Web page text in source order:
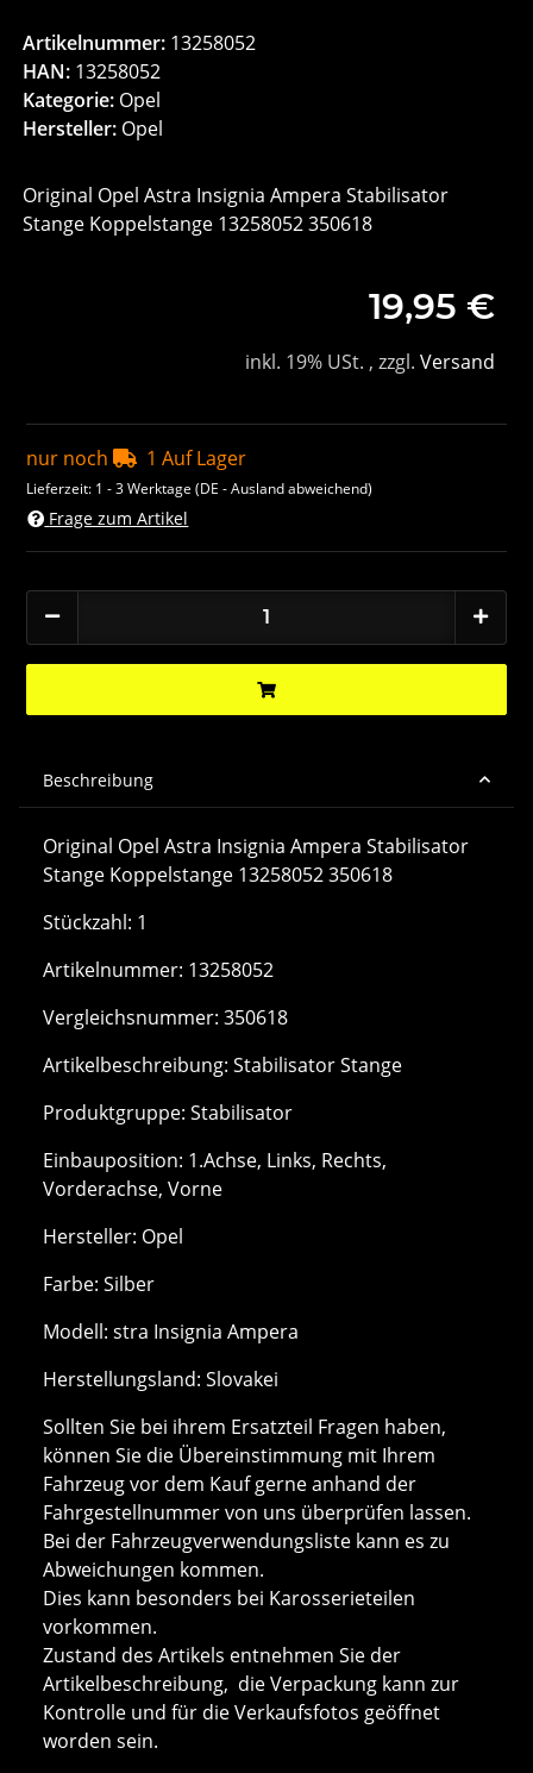
Artikelnummer: 13258052
HAN: 13258052
Kategorie: Opel
Hersteller: Opel
Original Opel Astra Insignia Ampera Stabilisator
Stange Koppelstange 13258052 350618
19,95 €
inkl. 19% USt. , zzgl. Versand
nur noch 1 Auf Lager
Lieferzeit: 1 - 3 Werktage(DE - Ausland abweichend)
Frage zum Artikel
Beschreibung
Original Opel Astra Insignia Ampera Stabilisator
Stange Koppelstange 13258052 350618
Stückzahl: 1
Artikelnummer: 13258052
Vergleichsnummer: 350618
Artikelbeschreibung: Stabilisator Stange
Produktgruppe: Stabilisator
Einbauposition: 1.Achse, Links, Rechts,
Vorderachse, Vorne
Hersteller: Opel
Farbe: Silber
Modell: stra Insignia Ampera
Herstellungsland: Slovakei
Sollten Sie bei ihrem Ersatzteil Fragen haben,
können Sie die Übereinstimmung mit Ihrem
Fahrzeug vor dem Kauf gerne anhand der
Fahrgestellnummer von uns überprüfen lassen.
Bei der Fahrzeugverwendungsliste kann es zu
Abweichungen kommen.
Dies kann besonders bei Karosserieteilen
vorkommen.
Zustand des Artikels entnehmen Sie der
Artikelbeschreibung, die Verpackung kann zur
Kontrolle und für die Verkaufsfotos geöffnet
worden sein.